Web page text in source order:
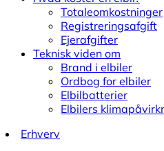
Totaleomkostninger
Registreringsafgift
Ejerafgifter
Teknisk viden om
Brand i elbiler
Ordbog for elbiler
Elbilbatterier
Elbilers
Erhverv